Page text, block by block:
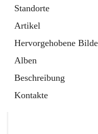
Standorte
Artikel
Hervorgehobene
Alben
Beschreibung
Kontakte
Externe Webseite
in
Tab
Termine Schuljahr 2025/
Artikel
öffnet
in
neuem
Tab